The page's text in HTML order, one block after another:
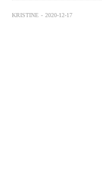
KRISTINE 2020-12-17